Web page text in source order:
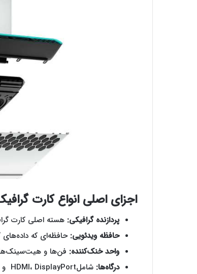
اجزای اصلی انواع کارت
پردازنده گرافیکی: هسته اصلی کارت
حافظه ویدئویی: حافظه‌ای که
واحد خنک‌کننده: فن‌ها و هیت‌سینک‌ها
درگاه‌ها: شاملHDMI، DisplayPort و DVI برای اتصال به مانیتورها.